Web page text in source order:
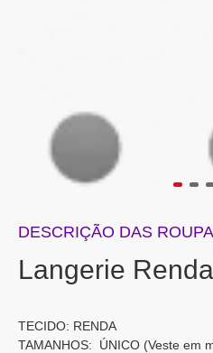
DESCRIÇÃO DAS
Langerie
TECIDO: RENDA
TAMANHOS: ÚNICO (Veste em